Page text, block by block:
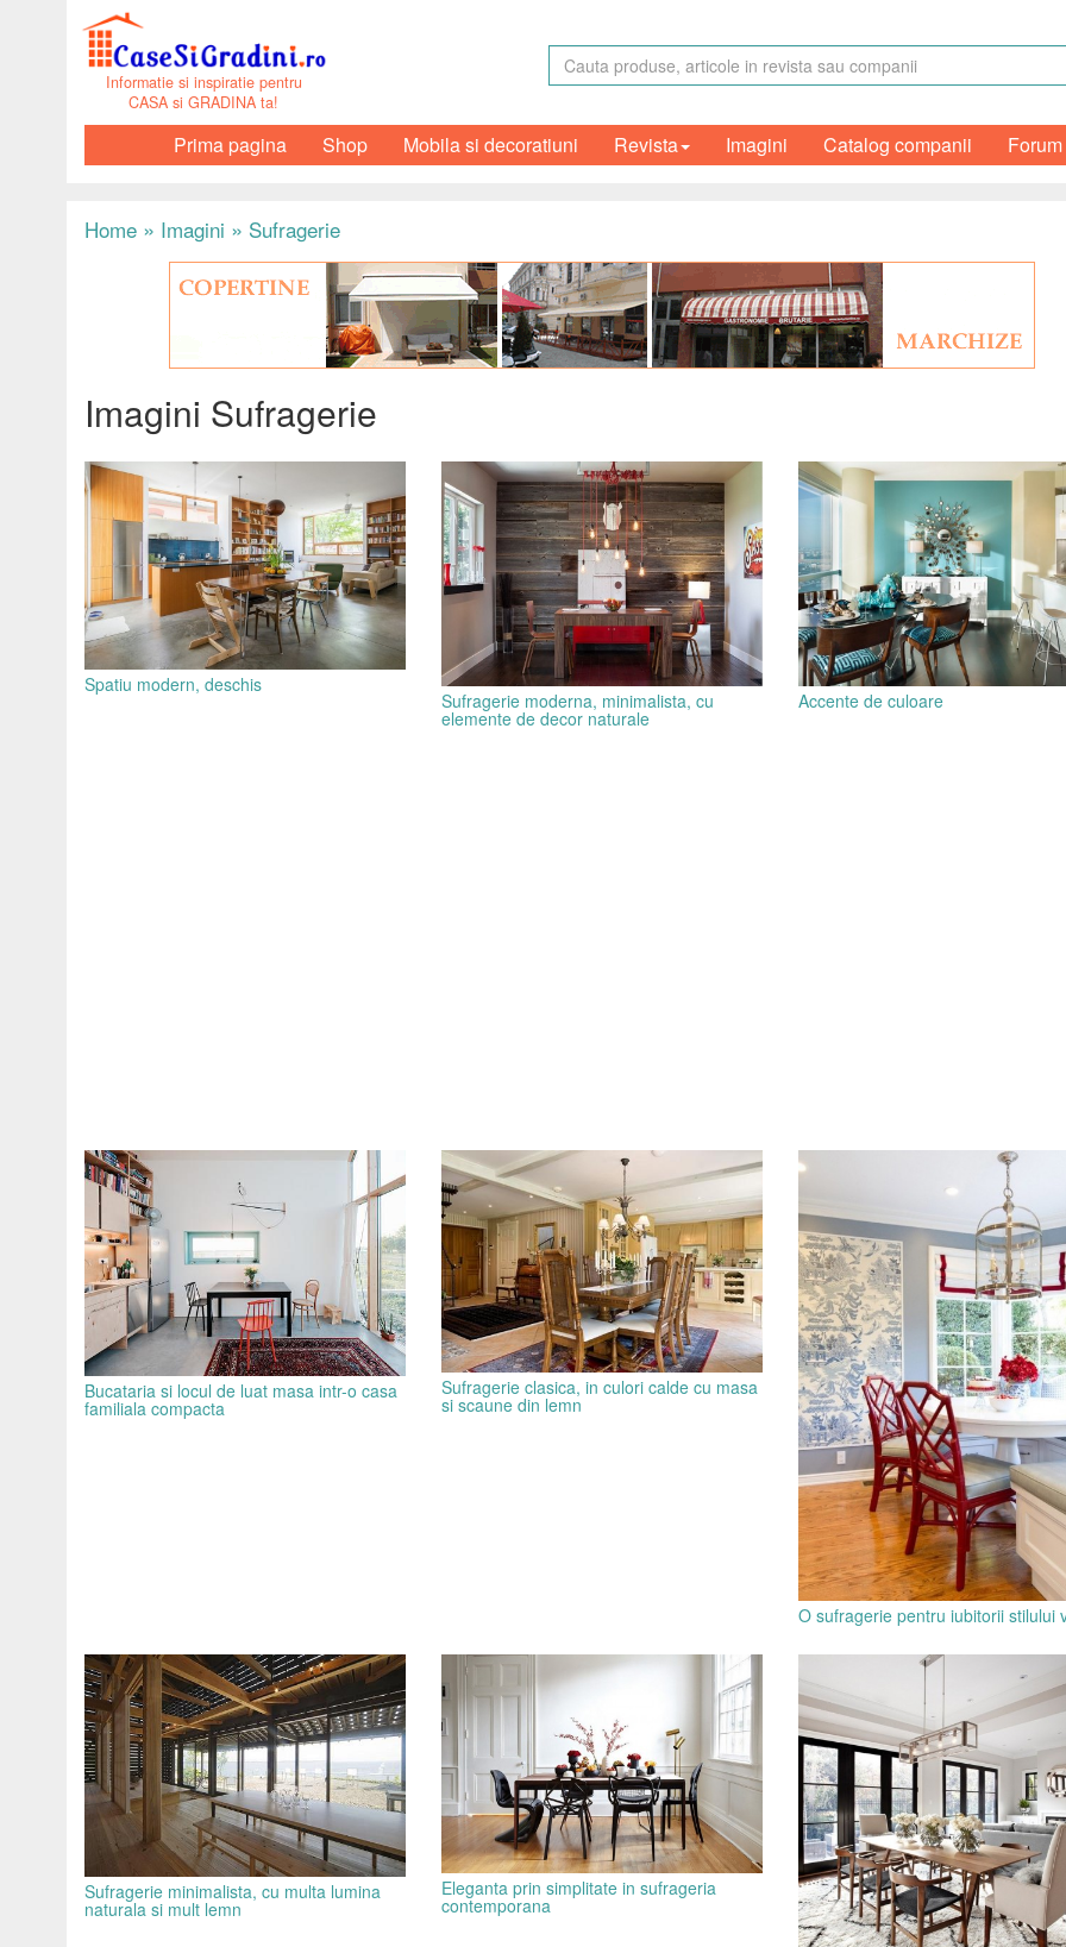
Informatie si inspiratie pentru
CASA si GRADINA ta!
Prima pagina Shop Mobila si decoratiuni Revista Imagini Catalog companii Forum
Home » Imagini » Sufragerie
Imagini Sufragerie
Spatiu modern, deschis
Sufragerie moderna, minimalista, cu
elemente de decor naturale
Accente de culoare
Bucataria si locul de luat masa intr-o casa
familiala compacta
Sufragerie clasica, in culori calde cu masa
si scaune din lemn
O sufragerie pentru iubitorii stilului
Sufragerie minimalista, cu multa lumina
naturala si mult lemn
Eleganta prin simplitate in sufrageria
contemporana